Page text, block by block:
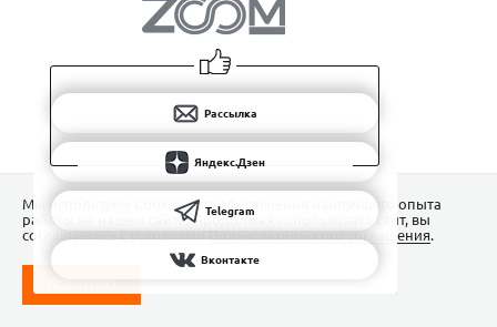
Рассылка
Яндекс.Дзен
Telegram
Вконтакте
Мы используем Сookies для обеспечения наилучшего опыта
работы на нашем сайте. Продолжая использовать сайт, вы
соглашаетесь с условиямиПользовательского соглашения.
ПОНЯТНО